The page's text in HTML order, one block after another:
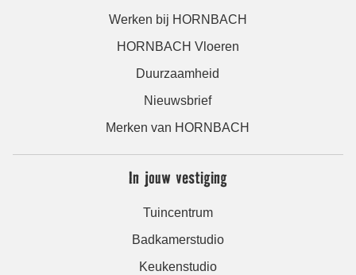
Werken bij HORNBACH
HORNBACH Vloeren
Duurzaamheid
Nieuwsbrief
Merken van HORNBACH
In jouw vestiging
Tuincentrum
Badkamerstudio
Keukenstudio